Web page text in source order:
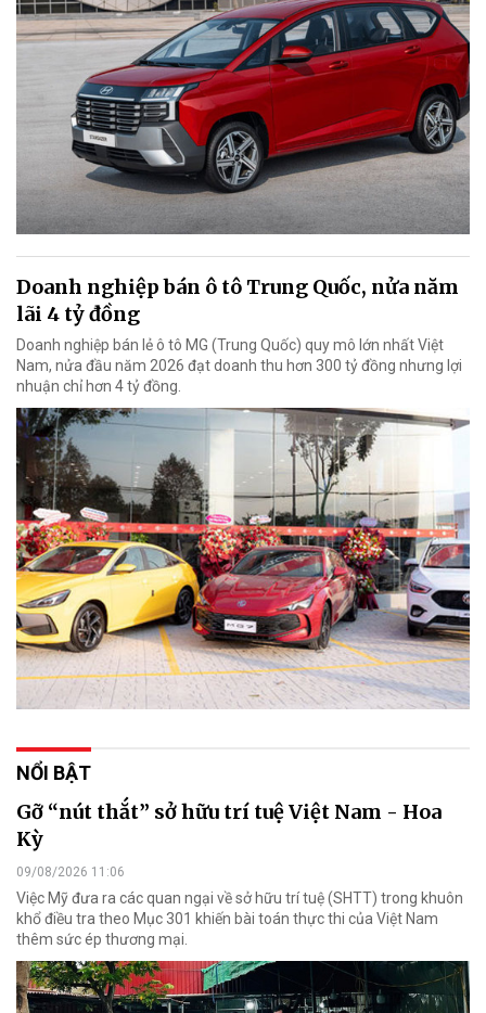
Doanh nghiệp bán ô tô Trung Quốc, nửa năm
lãi 4 tỷ đồng
Doanh nghiệp bán lẻ ô tô MG (Trung Quốc) quy mô lớn nhất Việt
Nam, nửa đầu năm 2026 đạt doanh thu hơn 300 tỷ đồng nhưng lợi
nhuận chỉ hơn 4 tỷ đồng.
NỔI BẬT
Gỡ “nút thắt” sở hữu trí tuệ Việt Nam - Hoa
Kỳ
09/08/2026 11:06
Việc Mỹ đưa ra các quan ngại về sở hữu trí tuệ (SHTT) trong khuôn
khổ điều tra theo Mục 301 khiến bài toán thực thi của Việt Nam
thêm sức ép thương mại.